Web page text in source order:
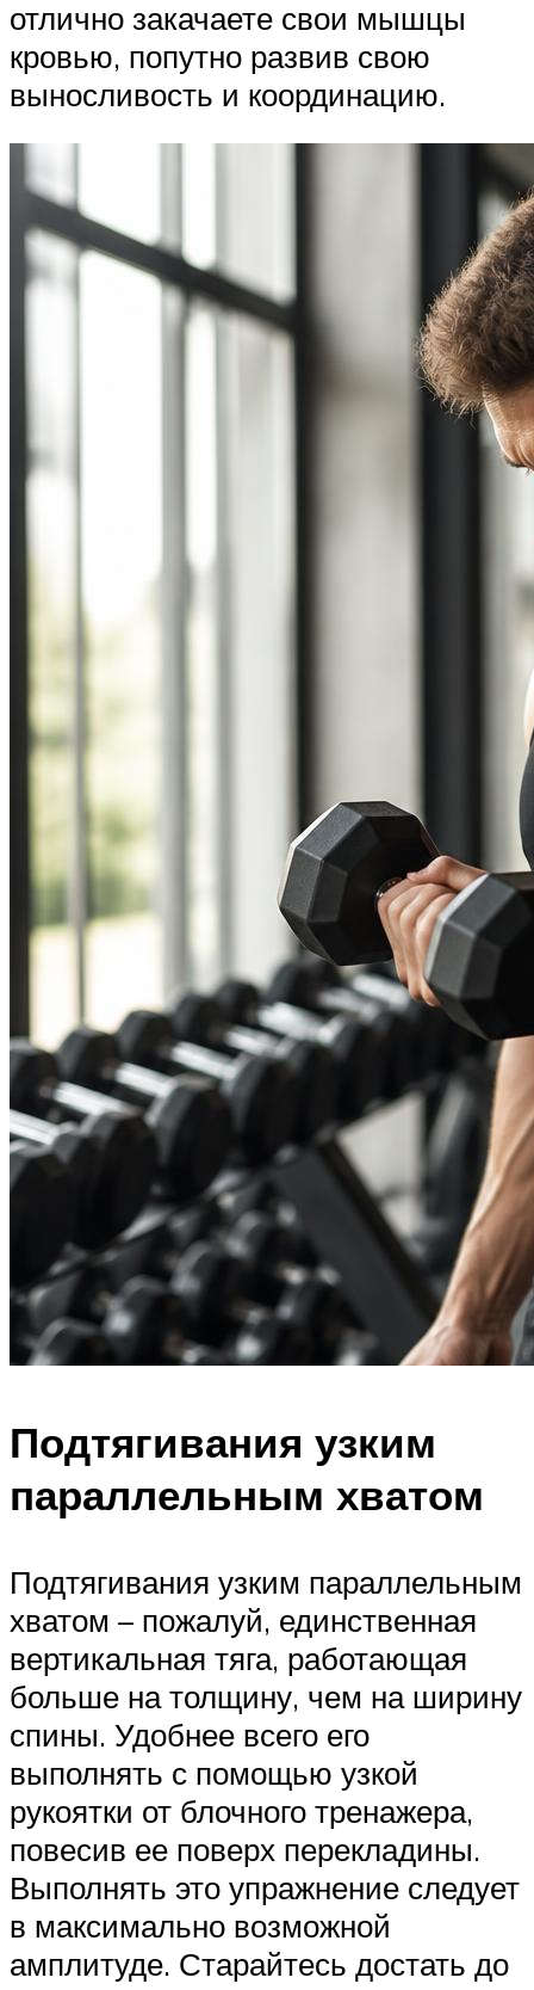
отлично закачаете свои мышцы
кровью, попутно развив свою
выносливость и координацию.
Подтягивания узким
параллельным хватом
Подтягивания узким параллельным
хватом – пожалуй, единственная
вертикальная тяга, работающая
больше на толщину, чем на ширину
спины. Удобнее всего его
выполнять с помощью узкой
рукоятки от блочного тренажера,
повесив ее поверх перекладины.
Выполнять это упражнение следует
в максимально возможной
амплитуде. Старайтесь достать до